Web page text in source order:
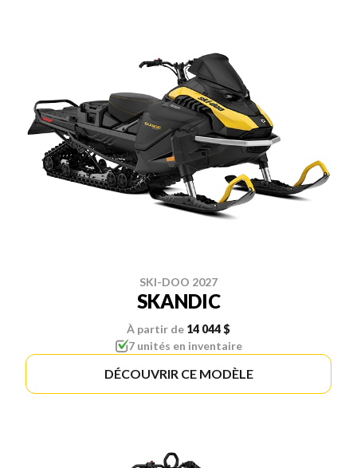
SKI-DOO 2027
SKANDIC
À partir de 14 044 $
7 unités en inventaire
DÉCOUVRIR CE MODÈLE